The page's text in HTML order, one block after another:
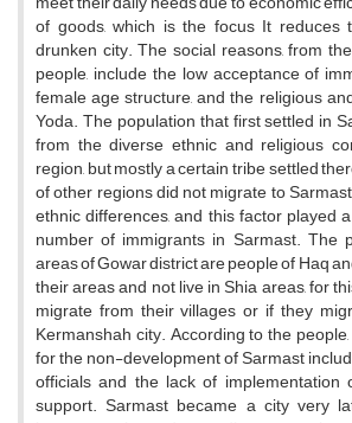
of goods, which is the focus It reduces
drunken city. The social reasons, from
people, include the low acceptance of
female age structure, and the religious
Yoda. The population that first settled in
from the diverse ethnic and religious
region, but mostly a certain tribe settled
of other regions did not migrate to
ethnic differences, and this factor played
number of immigrants in Sarmast. The
areas of Gowar district are people of Haq
their areas and not live in Shia areas, for
migrate from their villages or if they
Kermanshah city. According to the
for the non-development of Sarmast
officials and the lack of implementation
support. Sarmast became a city very